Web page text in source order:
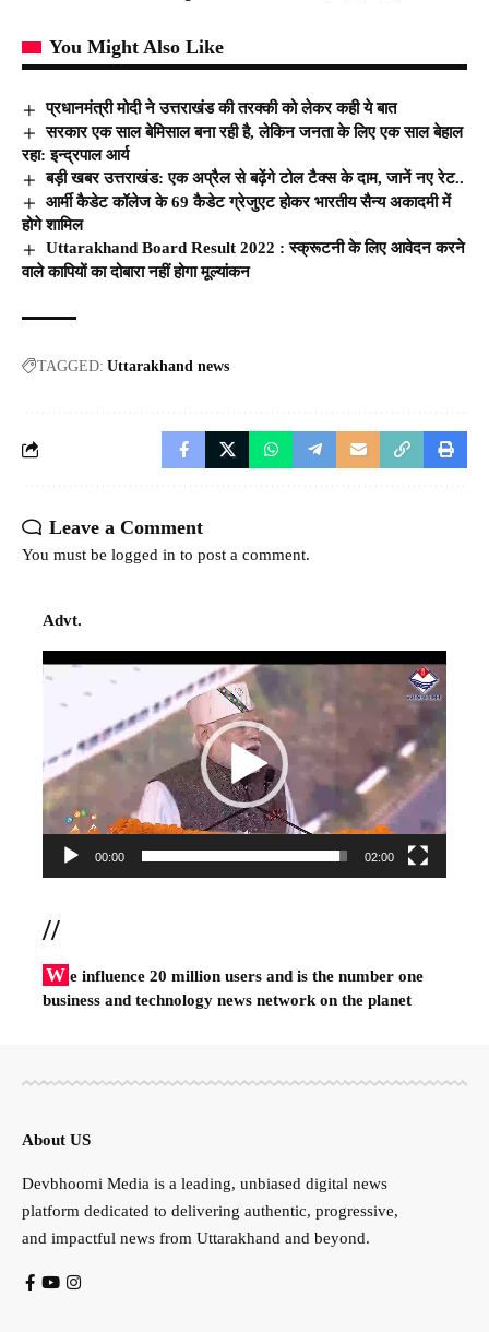
You Might Also Like
प्रधानमंत्री मोदी ने उत्तराखंड की तरक्की को लेकर कही ये बात
सरकार एक साल बेमिसाल बना रही है, लेकिन जनता के लिए एक साल बेहाल
रहा: इन्द्रपाल आर्य
बड़ी खबर उत्तराखंड: एक अप्रैल से बढ़ेंगे टोल टैक्स के दाम, जानें नए रेट..
आर्मी कैडेट कॉलेज के 69 कैडेट ग्रेजुएट होकर भारतीय सैन्य अकादमी में
होगे शामिल
Uttarakhand Board Result 2022 : स्क्रूटनी के लिए आवेदन करने
वाले कापियों का दोबारा नहीं होगा मूल्यांकन
TAGGED: Uttarakhand news
Leave a Comment
You must be logged in to post a comment.
Advt.
Video
00:00 02:00
//
W e influence 20 million users and is the number one
business and technology news network on the planet
About US
Devbhoomi Media is a leading, unbiased digital news
platform dedicated to delivering authentic, progressive,
and impactful news from Uttarakhand and beyond.